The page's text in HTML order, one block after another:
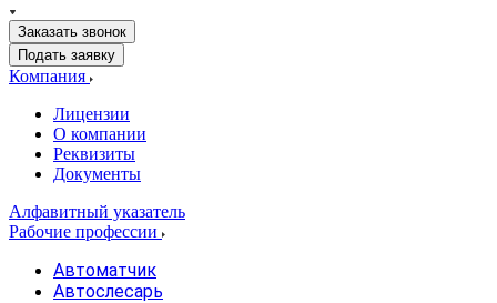
Заказать звонок
Подать заявку
Компания
Лицензии
О компании
Реквизиты
Документы
Алфавитный указатель
Рабочие профессии
Автоматчик
Автослесарь